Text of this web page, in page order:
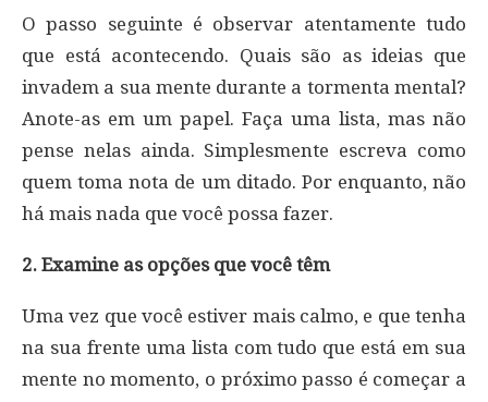
O passo seguinte é observar atentamente tudo
que está acontecendo. Quais são as ideias que
invadem a sua mente durante a tormenta mental?
Anote-as em um papel. Faça uma lista, mas não
pense nelas ainda. Simplesmente escreva como
quem toma nota de um ditado. Por enquanto, não
há mais nada que você possa fazer.
2. Examine as opções que você têm
Uma vez que você estiver mais calmo, e que tenha
na sua frente uma lista com tudo que está em sua
mente no momento, o próximo passo é começar a